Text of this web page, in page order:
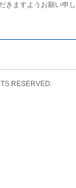
ますようお願い申し